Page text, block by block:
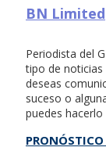
BN Limited
Periodista del
tipo de noticias
deseas
suceso o
puedes hacerlo